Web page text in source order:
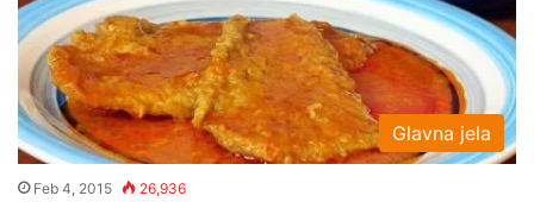
Glavna jela
Feb 4, 2015 26,936